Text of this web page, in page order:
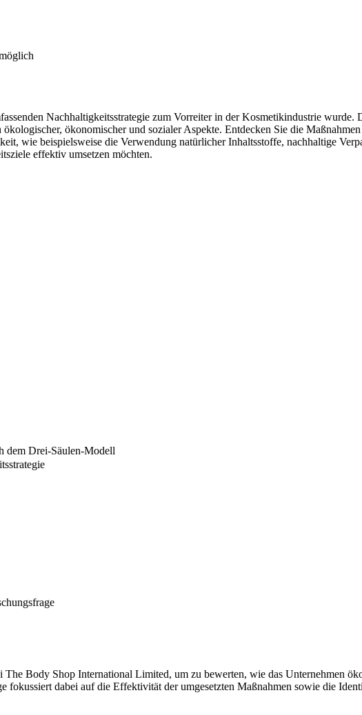
Nachhaltigkeitsstrategie zum Vorreiter in der Kosmetikindustrie wurde.
ökonomischer und sozialer Aspekte. Entdecken Sie die
wie beispielsweise die Verwendung natürlicher Inhaltsstoffe, nachhaltige
effektiv umsetzen möchten.
dem Drei-Säulen-Modell
Body Shop International Limited, um zu bewerten, wie das Unternehmen
fokussiert dabei auf die Effektivität der umgesetzten Maßnahmen sowie die